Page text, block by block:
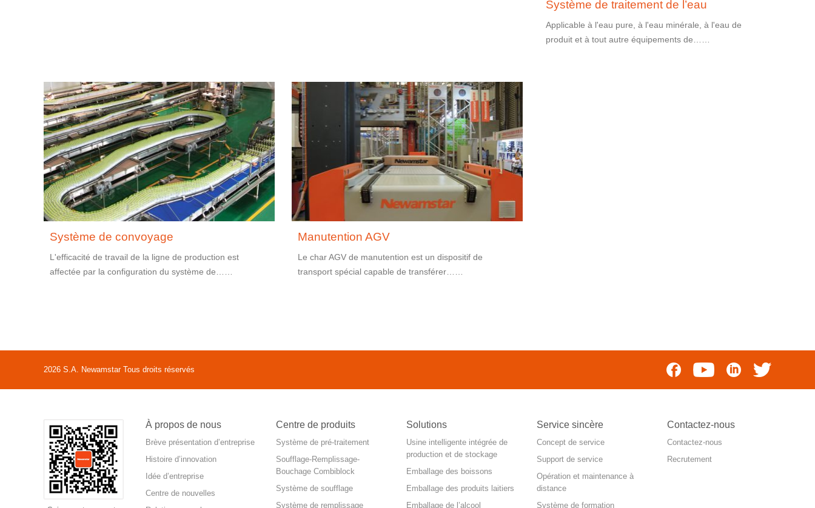
Système de traitement de l’eau
Applicable à l'eau pure, à l'eau minérale, à l'eau de
produit et à tout autre équipements de……
Système de convoyage
L'efficacité de travail de la ligne de production est
affectée par la configuration du système de……
Manutention AGV
Le char AGV de manutention est un dispositif de
transport spécial capable de transférer……
2026 S.A. Newamstar Tous droits réservés
À propos de nous
Brève présentation d’entreprise
Histoire d’innovation
Idée d’entreprise
Centre de nouvelles
Centre de produits
Système de pré-traitement
Soufflage-Remplissage-
Bouchage Combiblock
Système de soufflage
Système de remplissage
Solutions
Usine intelligente intégrée de
production et de stockage
Emballage des boissons
Emballage des produits laitiers
Emballage de l’alcool
Service sincère
Concept de service
Support de service
Opération et maintenance à
distance
Système de formation
Contactez-nous
Contactez-nous
Recrutement